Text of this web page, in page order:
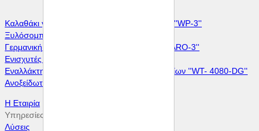
Καλαθάκι για καύση πέλλετ ''WP-1'', ''WP-2'', ''WP-3''
Ξυλόσομπες ''Bullerjan''
Γερμανική Υδραυλική Πρέσσα Μπρικέτας ''HARO-3''
Ενισχυτές θερμαντικών σωμάτων ''W-580''
Εναλλάκτης Ανάκτησης θερμότητας Καυσαερίων ''WT- 4080-DG''
Ανοξείδωτη σχάρα ψησίματος ''WBBQ - 1''
Η Εταιρία
Υπηρεσίες
Λύσεις